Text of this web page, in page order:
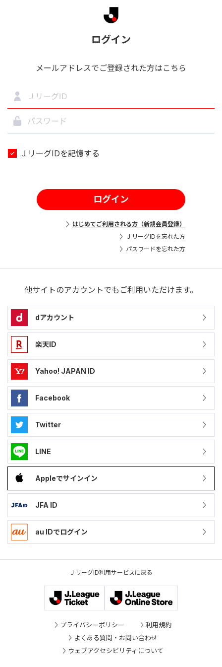
ログイン
メールアドレスでご登録された方はこちら
ＪリーグIDを記憶する
ログイン
はじめてご利用される方（新規会員登録）
ＪリーグIDを忘れた方
パスワードを忘れた方
他サイトのアカウントでもご利用いただけます。
dアカウント
楽天ID
Yahoo! JAPAN ID
Facebook
Twitter
LINE
Appleでサインイン
JFA ID
au IDでログイン
ＪリーグID利用サービスに戻る
プライバシーポリシー
利用規約
よくある質問・お問い合わせ
ウェブアクセシビリティについて